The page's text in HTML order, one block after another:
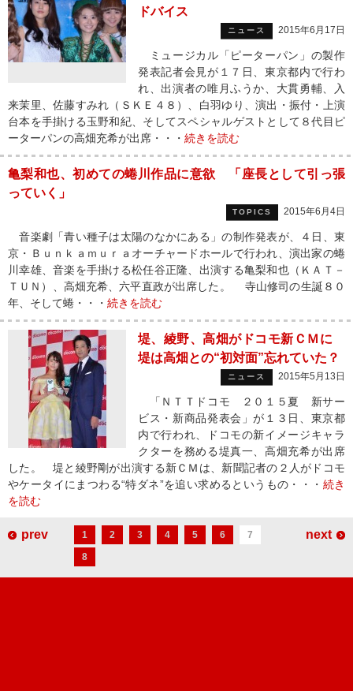
ドバイス
ニュース 2015年6月17日
ミュージカル「ピーターパン」の製作
発表記者会見が１７日、東京都内で行わ
れ、出演者の唯月ふうか、大貫勇輔、入
来茉里、佐藤すみれ（ＳＫＥ４８）、白羽ゆり、演出・振付・上演
台本を手掛ける玉野和紀、そしてスペシャルゲストとして８代目ピ
ーターパンの高畑充希が出席・・・ 続きを読む
亀梨和也、初めての蜷川作品に意欲 「座長として引っ張
っていく」
TOPICS 2015年6月4日
音楽劇「青い種子は太陽のなかにある」の制作発表が、４日、東
京・Ｂｕｎｋａｍｕｒａオーチャードホールで行われ、演出家の蜷
川幸雄、音楽を手掛ける松任谷正隆、出演する亀梨和也（ＫＡＴ－
ＴＵＮ）、高畑充希、六平直政が出席した。 寺山修司の生誕８０
年、そして蜷・・・ 続きを読む
堤、綾野、高畑がドコモ新ＣＭに
堤は高畑との“初対面”忘れていた？
ニュース 2015年5月13日
「ＮＴＴドコモ ２０１５夏 新サー
ビス・新商品発表会」が１３日、東京都
内で行われ、ドコモの新イメージキャラ
クターを務める堤真一、高畑充希が出席
した。 堤と綾野剛が出演する新ＣＭは、新聞記者の２人がドコモ
やケータイにまつわる“特ダネ”を追い求めるというもの・・・ 続き
を読む
prev 1 2 3 4 5 6
7
8
next